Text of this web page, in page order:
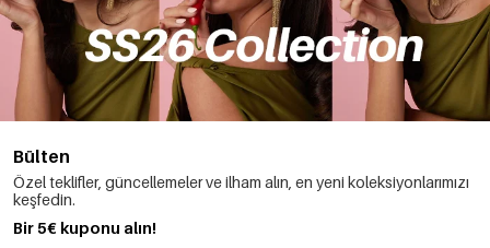
Bülten
Özel teklifler, güncellemeler ve ilham alın, en yeni koleksiyonlarımızı
keşfedin.
Bir 5€ kuponu alın!